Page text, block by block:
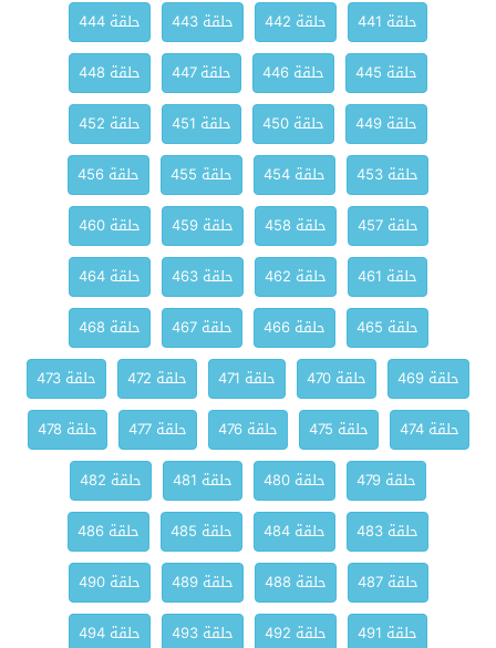
حلقة 441 حلقة 442 حلقة 443
حلقة 444
حلقة 445
حلقة 446 حلقة 447
حلقة 448
حلقة 449
حلقة 450 حلقة 451
حلقة 452
حلقة 453
حلقة 454 حلقة 455
حلقة 456
حلقة 457
حلقة 458 حلقة 459
حلقة 460
حلقة 461
حلقة 462 حلقة 463
حلقة 464
حلقة 465
حلقة 466 حلقة 467
حلقة 468
حلقة 469
حلقة 470 حلقة 471 حلقة 472
حلقة 473
حلقة 474
حلقة 475 حلقة 476 حلقة 477
حلقة 478
حلقة 479
حلقة 480 حلقة 481
حلقة 482
حلقة 483
حلقة 484 حلقة 485
حلقة 486
حلقة 487
حلقة 488 حلقة 489
حلقة 490
حلقة 491
حلقة 492 حلقة 493
حلقة 494